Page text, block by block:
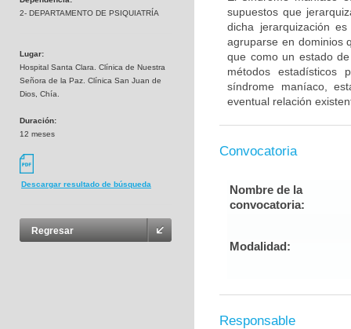
2- DEPARTAMENTO DE PSIQUIATRÍA
Lugar:
Hospital Santa Clara. Clínica de Nuestra
Señora de la Paz. Clínica San Juan de
Dios, Chía.
Duración:
12 meses
Descargar resultado de búsqueda
Regresar
supuestos que
dicha jerarquización
agruparse en dominios
que como un estado
métodos estadísticos
síndrome maníaco,
eventual relación
Convocatoria
Nombre de la
convocatoria:
Modalidad:
Responsable